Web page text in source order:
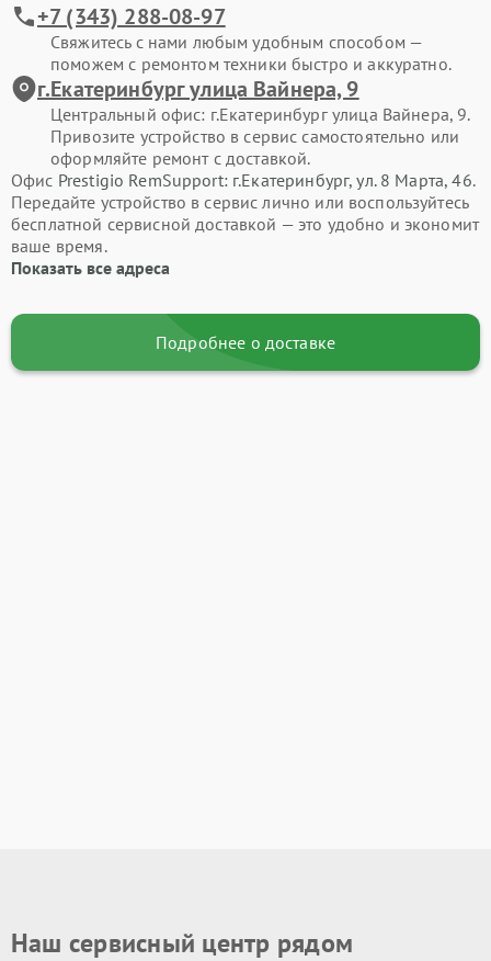
+7 (343) 288-08-97
Свяжитесь с нами любым удобным способом —
поможем с ремонтом техники быстро и аккуратно.
г.Екатеринбург улица Вайнера, 9
Центральный офис: г.Екатеринбург улица Вайнера, 9.
Привозите устройство в сервис самостоятельно или
оформляйте ремонт с доставкой.
Офис Prestigio RemSupport: г.Екатеринбург, ул. 8 Марта, 46.
Передайте устройство в сервис лично или воспользуйтесь
бесплатной сервисной доставкой — это удобно и экономит
ваше время.
Показать все адреса
Подробнее о доставке
Наш сервисный центр рядом